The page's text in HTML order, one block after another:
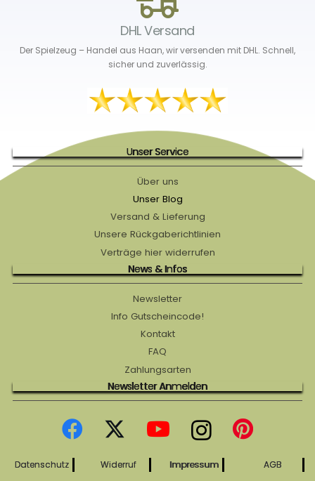
DHL Versand
Der Spielzeug – Handel aus Haan, wir versenden mit DHL. Schnell,
sicher und zuverlässig.
Unser Service
Über uns
Unser Blog
Versand & Lieferung
Unsere Rückgaberichtlinien
Verträge hier widerrufen
News & Infos
Newsletter
Info Gutscheincode!
Kontakt
FAQ
Zahlungsarten
Newsletter Anmelden
Datenschutz Widerruf Impressum AGB